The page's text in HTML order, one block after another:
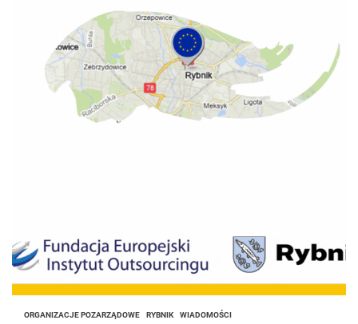
ORGANIZACJE POZARZĄDOWE RYBNIK WIADOMOŚCI